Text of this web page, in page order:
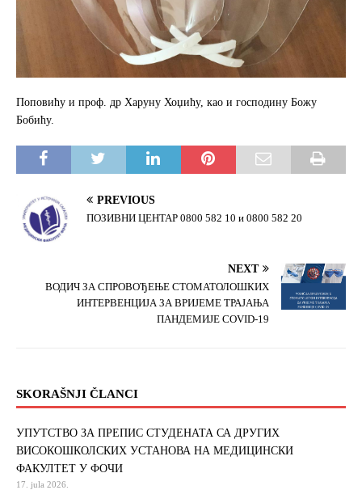
Поповићу и проф. др Харуну Хоџићу, као и господину Божу
Бобићу.
PREVIOUS
ПОЗИВНИ ЦЕНТАР 0800 582 10 и 0800 582 20
NEXT
ВОДИЧ ЗА СПРОВОЂЕЊЕ СТОМАТОЛОШКИХ
ИНТЕРВЕНЦИЈА ЗА ВРИЈЕМЕ ТРАЈАЊА
ПАНДЕМИЈЕ COVID-19
SKORAŠNJI ČLANCI
УПУТСТВО ЗА ПРЕПИС СТУДЕНАТА СА ДРУГИХ
ВИСОКОШКОЛСКИХ УСТАНОВА НА МЕДИЦИНСКИ
ФАКУЛТЕТ У ФОЧИ
17. jula 2026.